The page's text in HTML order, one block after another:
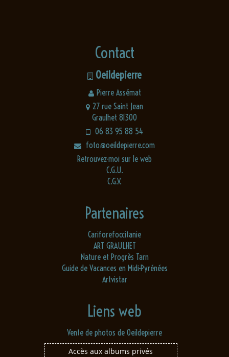
Contact
Oeildepierre
Pierre Assémat
27 rue Saint Jean
Graulhet 81300
06 83 95 88 54
foto@oeildepierre.com
Retrouvez-moi sur le web
C.G.U.
C.G.V.
Partenaires
Cariforefoccitanie
ART GRAULHET
Nature et Progrès Tarn
Guide de Vacances en Midi-Pyrénées
Artvistar
Liens web
Vente de photos de Oeildepierre
Accès aux albums privés